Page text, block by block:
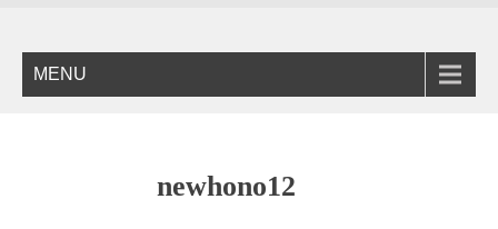
MENU
newhono12